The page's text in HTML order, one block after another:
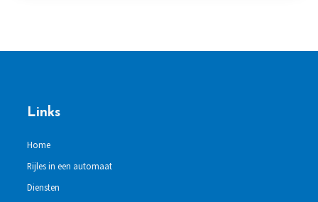
Links
Home
Rijles in een automaat
Diensten